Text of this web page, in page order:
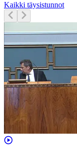
Kaikki täysistunnot